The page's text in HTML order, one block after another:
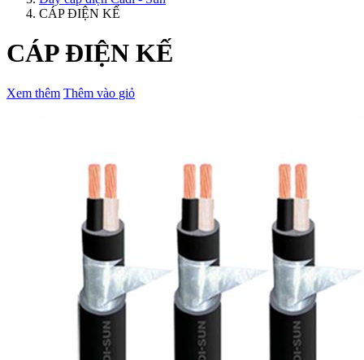
CÁP ĐIỆN KẾ
CÁP ĐIỆN KẾ
Xem thêm Thêm vào giỏ